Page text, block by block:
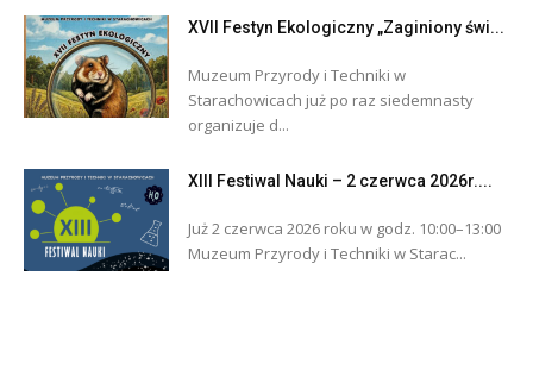
XVII Festyn Ekologiczny „Zaginiony świ...
Muzeum Przyrody i Techniki w
Starachowicach już po raz siedemnasty
organizuje d...
XIII Festiwal Nauki – 2 czerwca 2026r....
Już 2 czerwca 2026 roku w godz. 10:00–13:00
Muzeum Przyrody i Techniki w Starac...